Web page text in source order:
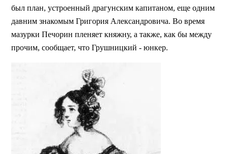
был план, устроенный драгунским капитаном, еще одним
давним знакомым Григория Александровича. Во время
мазурки Печорин пленяет княжну, а также, как бы между
прочим, сообщает, что Грушницкий - юнкер.